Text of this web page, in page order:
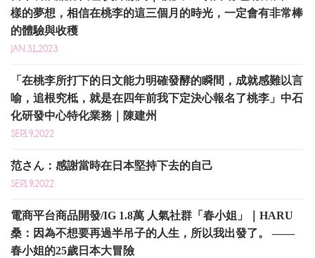
樣的夢想，相信在桃李的這三個月的時光，一定會有非常棒
的體驗與收穫
JAN.31,2023
「在桃李所打下的日文能力明確發酵的瞬間，成就感難以言
喻，追根究柢，就是在四年前我下定決心報名了桃李」中石
化研發中心特化業務｜陳建州
SEP.19,2022
范さん：感謝當時在日本堅持下去的自己
SEP.19,2022
電商平台商品開發/IG 1.8萬 人氣社群「春小姐」｜HARU
桑：因為不想要再過半吊子的人生，所以我出發了。 ——
春小姐的25歲日本大冒險